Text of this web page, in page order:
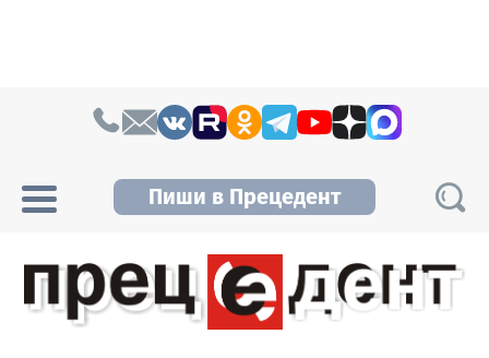
Пиши в Прецедент